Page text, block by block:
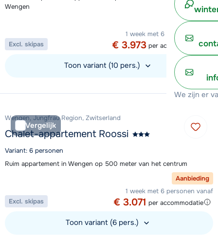
We zijn er
Wengen
Aanbieding
1 week met 6 personen vanaf
€ 3.973 per accommodatie
Excl. skipas
Toon variant (10 pers.)
Vergelijk
Wengen, Jungfrau Region, Zwitserland
Chalet-appartement Roossi
Variant: 6 personen
Ruim appartement in Wengen op 500 meter van het centrum
Aanbieding
1 week met 6 personen vanaf
€ 3.071 per accommodatie
Excl. skipas
Toon variant (6 pers.)